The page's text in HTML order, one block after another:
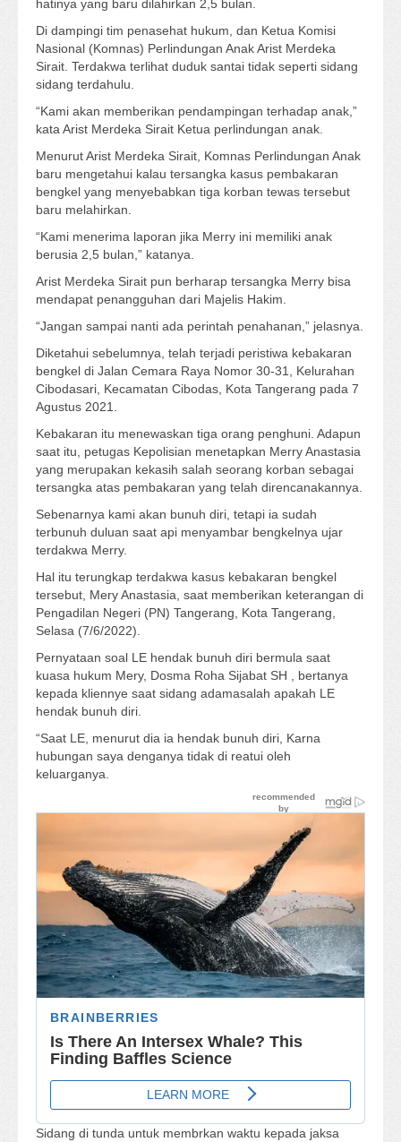
hatinya yang baru dilahirkan 2,5 bulan.
Di dampingi tim penasehat hukum, dan Ketua Komisi
Nasional (Komnas) Perlindungan Anak Arist Merdeka
Sirait. Terdakwa terlihat duduk santai tidak seperti sidang
sidang terdahulu.
“Kami akan memberikan pendampingan terhadap anak,”
kata Arist Merdeka Sirait Ketua perlindungan anak.
Menurut Arist Merdeka Sirait, Komnas Perlindungan Anak
baru mengetahui kalau tersangka kasus pembakaran
bengkel yang menyebabkan tiga korban tewas tersebut
baru melahirkan.
“Kami menerima laporan jika Merry ini memiliki anak
berusia 2,5 bulan,” katanya.
Arist Merdeka Sirait pun berharap tersangka Merry bisa
mendapat penangguhan dari Majelis Hakim.
“Jangan sampai nanti ada perintah penahanan,” jelasnya.
Diketahui sebelumnya, telah terjadi peristiwa kebakaran
bengkel di Jalan Cemara Raya Nomor 30-31, Kelurahan
Cibodasari, Kecamatan Cibodas, Kota Tangerang pada 7
Agustus 2021.
Kebakaran itu menewaskan tiga orang penghuni. Adapun
saat itu, petugas Kepolisian menetapkan Merry Anastasia
yang merupakan kekasih salah seorang korban sebagai
tersangka atas pembakaran yang telah direncanakannya.
Sebenarnya kami akan bunuh diri, tetapi ia sudah
terbunuh duluan saat api menyambar bengkelnya ujar
terdakwa Merry.
Hal itu terungkap terdakwa kasus kebakaran bengkel
tersebut, Mery Anastasia, saat memberikan keterangan di
Pengadilan Negeri (PN) Tangerang, Kota Tangerang,
Selasa (7/6/2022).
Pernyataan soal LE hendak bunuh diri bermula saat
kuasa hukum Mery, Dosma Roha Sijabat SH , bertanya
kepada kliennye saat sidang adamasalah apakah LE
hendak bunuh diri.
“Saat LE, menurut dia ia hendak bunuh diri, Karna
hubungan saya denganya tidak di reatui oleh
keluarganya.
Sidang di tunda untuk membrkan waktu kepada jaksa